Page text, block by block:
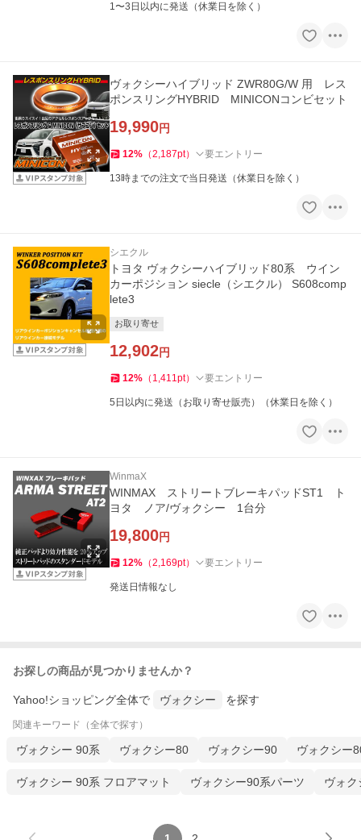
1〜3日以内に発送（休業日を除く）
ヴォクシーハイブリッド ZWR80G/W 用 レス
ポンスリングHYBRID MINICONコンビセット
19,990円
12% （2,187pt） 要エントリー
13時までの注文で当日発送（休業日を除く）
シエクル
トヨタ ヴォクシーハイブリッド80系 ウイン
カーポジション siecle（シエクル） S608comp
lete3
お取り寄せ
12,902円
12% （ 1,411pt） 要エントリー
5日以内に発送（お取り寄せ販売）（休業日を除く）
WinmaX
WINMAX ストリートブレーキパッドST1 ト
ヨタ ノア/ヴォクシー 1台分
19,800円
12% （2,169pt） 要エントリー
発送日情報なし
お探しの商品が見つかりませんか？
Yahoo!ショッピング全体で ヴォクシー を探す
関連キーワード（全体で探す）
ヴォクシー 90系 ヴォクシー80 ヴォクシー90 ヴォクシー
ヴォクシー 90系 フロアマット ヴォクシー90系パーツ ヴォ